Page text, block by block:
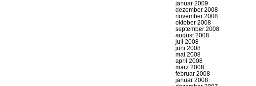
januar 2009
dezember 2008
november 2008
oktober 2008
september 2008
august 2008
juli 2008
juni 2008
mai 2008
april 2008
märz 2008
februar 2008
januar 2008